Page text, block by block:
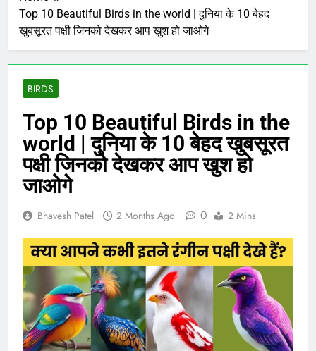
Top 10 Beautiful Birds in the world | दुनिया के 10 बेहद
खुबसूरत पक्षी जिनको देखकर आप खुश हो जाओगे
BIRDS
Top 10 Beautiful Birds in the
world | दुनिया के 10 बेहद खुबसूरत
पक्षी जिनको देखकर आप खुश हो
जाओगे
Bhavesh Patel 2 Months Ago 0 2 Mins